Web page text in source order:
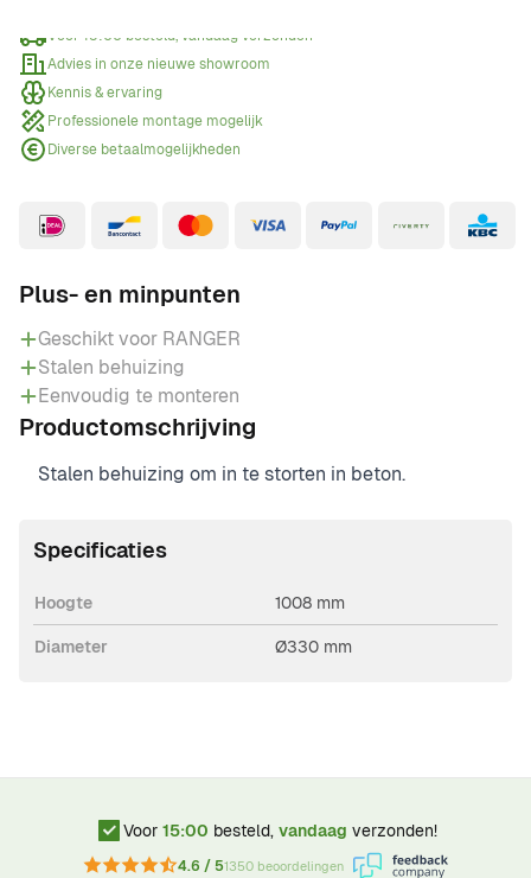
Voor 15:00 besteld, vandaag verzonden
Advies in onze nieuwe showroom
Kennis & ervaring
Professionele montage mogelijk
Diverse betaalmogelijkheden
Plus- en minpunten
Geschikt voor RANGER
Stalen behuizing
Eenvoudig te monteren
Productomschrijving
Stalen behuizing om in te storten in beton.
Specificaties
Hoogte 1008 mm
Diameter Ø330 mm
Voor 15:00 besteld, vandaag verzonden!
4.6 / 51350 beoordelingen